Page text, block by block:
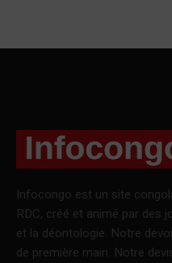
Infocongo est un site
RDC, créé et animé par des
et la déontologie. Notre
de première main. Notre